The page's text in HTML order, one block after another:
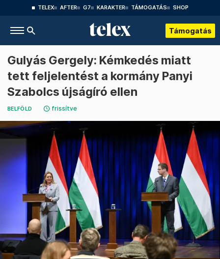
TELEX AFTER G7 KARAKTER TÁMOGATÁS SHOP
Támogatás
Gulyás Gergely: Kémkedés miatt
tett feljelentést a kormány Panyi
Szabolcs újságíró ellen
BELFÖLD frissítve